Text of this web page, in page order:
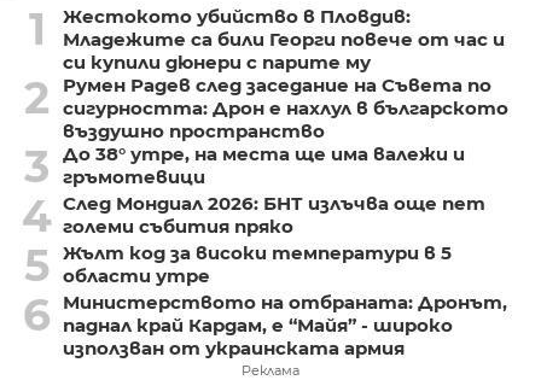
1
Жестокото убийство в Пловдив:
Младежите са били Георги повече от час и
си купили дюнери с парите му
2
Румен Радев след заседание на Съвета по
сигурността: Дрон е нахлул в българското
въздушно пространство
3
До 38° утре, на места ще има валежи и
гръмотевици
4 След Мондиал 2026: БНТ излъчва още пет
големи събития пряко
5 Жълт код за високи температури в 5
области утре
6
Министерството на отбраната: Дронът,
паднал край Кардам, е “Майя” - широко
използван от украинската армия
Реклама